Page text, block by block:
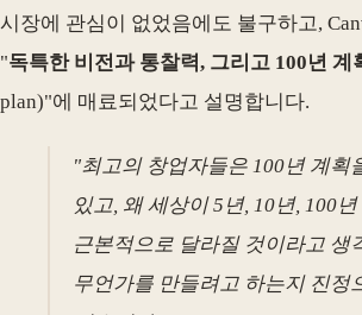
시장에 관심이 없었음에도 불구하고,
"독특한 비전과 통찰력, 그리고 100년 계
plan)"에 매료되었다고 설명합니다.
"최고의 창업자들은 100년 계획
있고, 왜 세상이 5년, 10년, 100
근본적으로 달라질 것이라고 생
무언가를 만들려고 하는지 진정